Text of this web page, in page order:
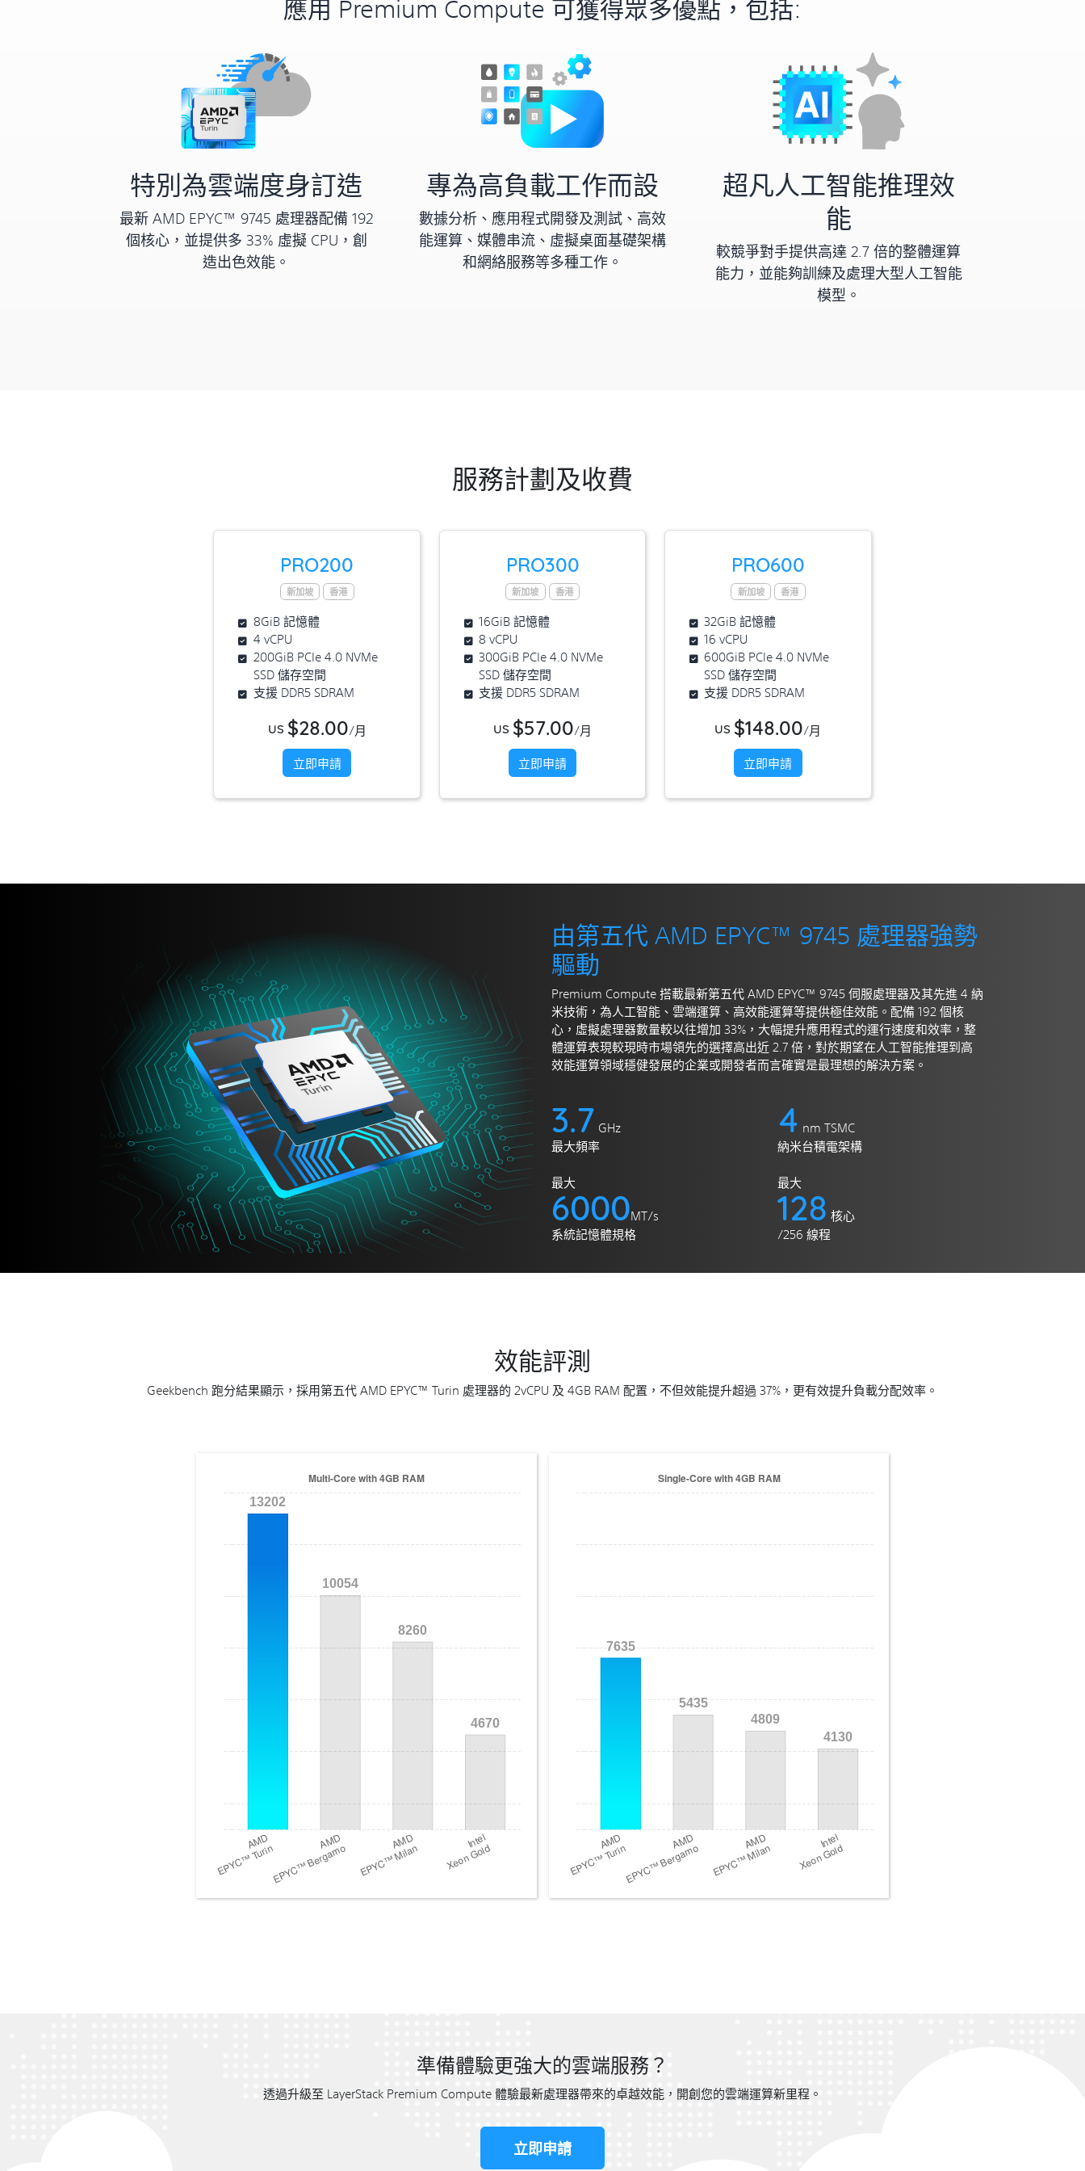
應用 Premium Compute 可獲得眾多優點，包括:
特別為雲端度身訂造
最新 AMD EPYC™ 9745 處理器配備 192
個核心，並提供多 33% 虛擬 CPU，創
造出色效能。
專為高負載工作而設
數據分析、應用程式開發及測試、高效
能運算、媒體串流、虛擬桌面基礎架構
和網絡服務等多種工作。
超凡人工智能推理效
能
較競爭對手提供高達 2.7 倍的整體運算
能力，並能夠訓練及處理大型人工智能
模型。
服務計劃及收費
PRO200
新加坡 香港
8GiB 記憶體
4 vCPU
200GiB PCIe 4.0 NVMe
SSD 儲存空間
支援 DDR5 SDRAM
US $28.00/月
立即申請
PRO300
新加坡 香港
16GiB 記憶體
8 vCPU
300GiB PCIe 4.0 NVMe
SSD 儲存空間
支援 DDR5 SDRAM
US $57.00/月
立即申請
PRO600
新加坡 香港
32GiB 記憶體
16 vCPU
600GiB PCIe 4.0 NVMe
SSD 儲存空間
支援 DDR5 SDRAM
US $148.00/月
立即申請
由第五代 AMD EPYC™ 9745 處理器強勢
驅動
Premium Compute 搭載最新第五代 AMD EPYC™ 9745 伺服處理器及其先進 4 納
米技術，為人工智能、雲端運算、高效能運算等提供極佳效能。配備 192 個核
心，虛擬處理器數量較以往增加 33%，大幅提升應用程式的運行速度和效率，整
體運算表現較現時市場領先的選擇高出近 2.7 倍，對於期望在人工智能推理到高
效能運算領域穩健發展的企業或開發者而言確實是最理想的解決方案。
3.7 GHz
最大頻率
4 nm TSMC
納米台積電架構
最大
6000MT/s
系統記憶體規格
最大
128 核心
/256 線程
效能評測
Geekbench 跑分結果顯示，採用第五代 AMD EPYC™ Turin 處理器的 2vCPU 及 4GB RAM 配置，不但效能提升超過 37%，更有效提升負載分配效率。
準備體驗更強大的雲端服務？
透過升級至 LayerStack Premium Compute 體驗最新處理器帶來的卓越效能，開創您的雲端運算新里程。
立即申請